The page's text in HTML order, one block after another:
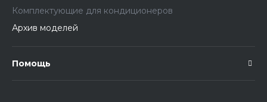
Комплектующие для кондиционеров
Архив моделей
Помощь